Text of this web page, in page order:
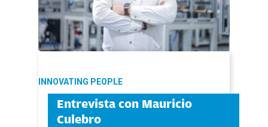
INNOVATING PEOPLE
Entrevista con Mauricio
Culebro